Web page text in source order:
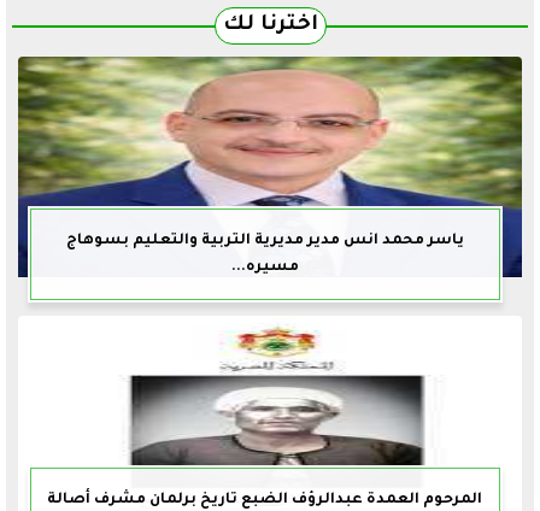
اخترنا لك
ياسر محمد انس مدير مديرية التربية والتعليم بسوهاج
مسيره...
المرحوم العمدة عبدالرؤف الضبع تاريخ برلمان مشرف أصالة